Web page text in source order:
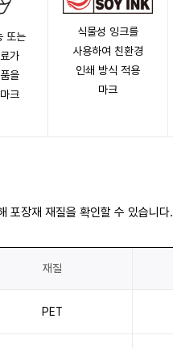
또는
가
을
크
식물성 잉크를
사용하여 친환경
인쇄 방식 적용
마크
포장재 재질을 확인할 수 있습니다.
재질
PET